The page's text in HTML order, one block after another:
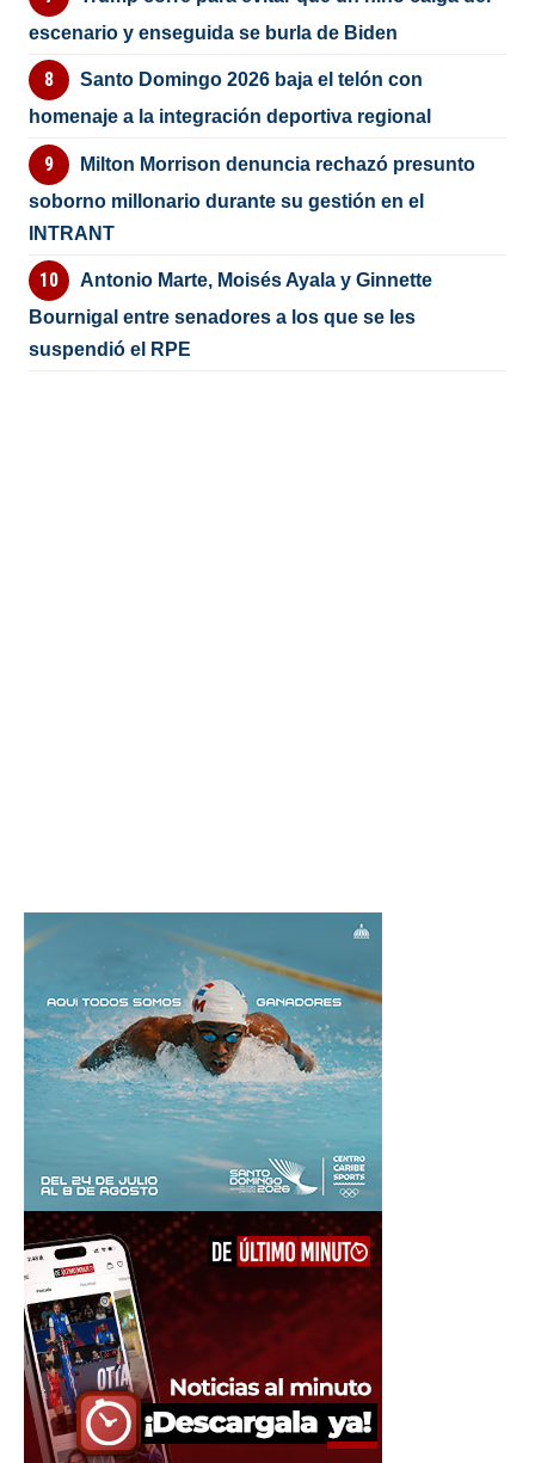
escenario y enseguida se burla de Biden
Santo Domingo 2026 baja el telón con
homenaje a la integración deportiva regional
Milton Morrison denuncia rechazó presunto
soborno millonario durante su gestión en el
INTRANT
Antonio Marte, Moisés Ayala y Ginnette
Bournigal entre senadores a los que se les
suspendió el RPE